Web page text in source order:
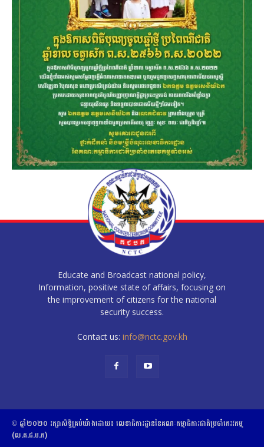
Educate and Broadcast national policy,
Information, positive state of affairs, focusing on
the improvement of citizens for the national
security success.
Contact us: info@nctc.gov.kh
© ឆ្នាំ២០២០​ ​រក្សាសិទ្ធិ​គ្រប់យ៉ាង​ដោយ​៖​ ​លេខាធិការដ្ឋាននៃគណៈកម្មាធិការជាតិប្រចាំភេរវកម្ម
(ល.គ.ជ.ប.ភ)